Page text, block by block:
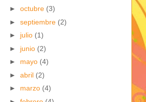
► octubre (3)
► septiembre (2)
► julio (1)
► junio (2)
► mayo (4)
► abril (2)
► marzo (4)